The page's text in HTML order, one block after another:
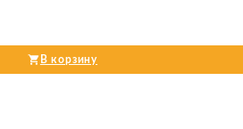
В корзину